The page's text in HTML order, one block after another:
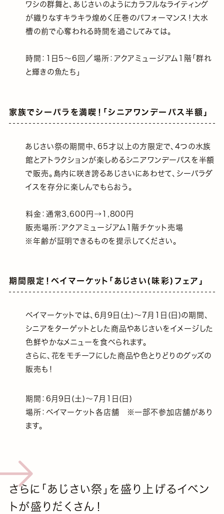
ワシの群舞と、あじさいのようにカラフルなライティング
が織りなすキラキラ煌めく圧巻のパフォーマンス！大水
槽の前で心奪われる時間を過ごしてみては。
時間：1日5～6回／場所：アクアミュージアム1階｢群れ
と輝きの魚たち｣
家族でシーパラを満喫！｢シニアワンデーパス半額｣
あじさい祭の期間中、65才以上の方限定で、4つの水族
館とアトラクションが楽しめるシニアワンデーパスを半額
で販売。島内に咲き誇るあじさいにあわせて、シーパラダ
イスを存分に楽しんでもらおう。
料金：通常3,600円→1,800円
販売場所：アクアミュージアム1階チケット売場
※年齢が証明できるものを提示してください。
期間限定！ベイマーケット｢あじさい(味彩)フェア｣
ベイマーケットでは、6月9日(土)～7月1日(日)の期間、
シニアをターゲットとした商品やあじさいをイメージした
色鮮やかなメニューを食べられます。
さらに、花をモチーフにした商品や色とりどりのグッズの
販売も！
期間：6月9日(土)～7月1日(日)
場所：ベイマーケット各店舗 ※一部不参加店舗があり
ます。
さらに｢あじさい祭｣を盛り上げるイベン
トが盛りだくさん！